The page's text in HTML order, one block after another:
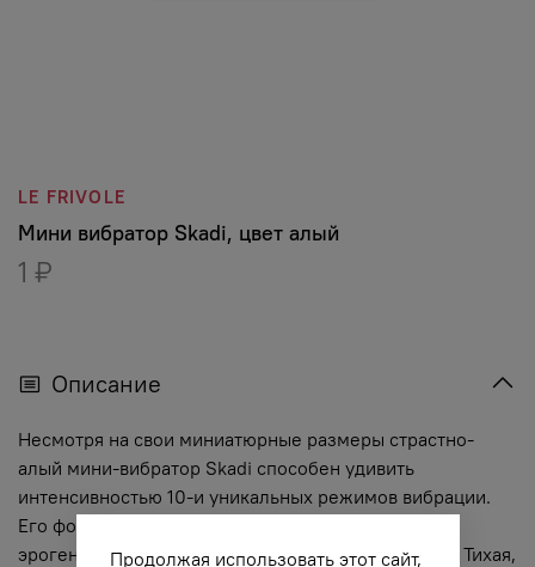
LE FRIVOLE
Мини вибратор Skadi, цвет алый
1 ₽
Описание
Несмотря на свои миниатюрные размеры страстно-
алый мини-вибратор Skadi способен удивить
интенсивностью 10-и уникальных режимов вибрации.
Его форма невероятна удобна для стимуляции
эрогенных зон и подойдет и мужчине и женщине. Тихая,
Продолжая использовать этот сайт,